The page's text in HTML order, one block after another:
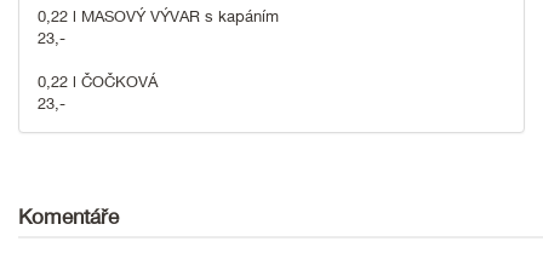
0,22 l MASOVÝ VÝVAR s kapáním
23,-
0,22 l ČOČKOVÁ
23,-
Komentáře